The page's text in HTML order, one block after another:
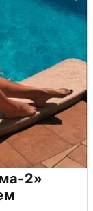
2»